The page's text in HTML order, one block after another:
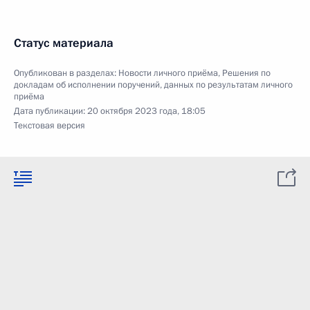
Статус материала
Опубликован в разделах: Новости личного приёма, Решения по
докладам об исполнении поручений, данных по результатам личного
приёма
Дата публикации:20 октября 2023 года, 18:05
Текстовая версия